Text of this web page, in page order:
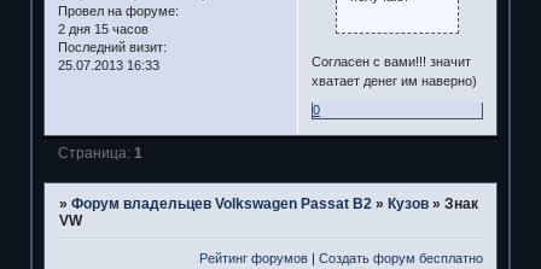
Провел на форуме:
2 дня 15 часов
Последний визит:
25.07.2013 16:33
Согласен с вами!!! значит
хватает денег им наверно)
0
Страница: 1
» Форум владельцев Volkswagen Passat B2 » Кузов » Знак
VW
Рейтинг форумов |Создать форум бесплатно